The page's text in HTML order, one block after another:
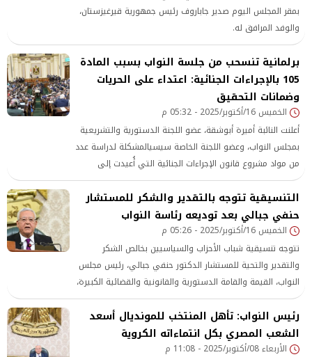
بمقر المجلس اليوم صدير جاباروف رئيس جمهورية قيرغيزستان،
والوفد المرافق له.
برلمانية تنسحب من جلسة النواب بسبب المادة
105 بالإجراءات الجنائية: اعتداء على الحريات
وضمانات التحقيق
الخميس 16/أكتوبر/2025 - 05:32 م
أعلنت النائبة أميرة أبوشقة، عضو اللجنة الدستورية والتشريعية
بمجلس النواب، وعضو اللجنة الخاصة سيسيالمشكلة لدراسة عدد
من مواد مشروع قانون الإجراءات الجنائية التي أُعيدت إلى
المجلس بناءً على اعتراض رئيس الجمهورية، انسحابها من
الجلسة العامة اليوم الخميس.
التنسيقية تتوجه بالتقدير والشكر للمستشار
حنفي جبالي بعد توديعه رئاسة النواب
الخميس 16/أكتوبر/2025 - 05:26 م
تتوجه تنسيقية شباب الأحزاب والسياسيين بخالص الشكر
والتقدير والتحية للمستشار الدكتور حنفي جبالي، رئيس مجلس
النواب، القيمة والقامة الدستورية والقانونية والقضائية الكبيرة،
الذي تولى قيادة مجلس النواب على مدار خمس سنوات، حقق
خلالها العديد من الإنجازات والنجاحات.
رئيس النواب: تأهل المنتخب للمونديال أسعد
الشعب المصري بكل انتماءاته الكروية
الأربعاء 08/أكتوبر/2025 - 11:08 م